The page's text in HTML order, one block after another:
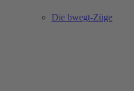
Die bwegt-Züge